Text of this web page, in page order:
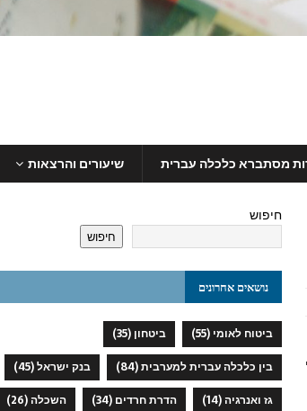
מסתברא כלכלה עברית שיעורים והרצאות
חיפוש
חיפוש
נושאים אחרונים
ביטוח לאומי (55) ביטחון (35)
בין כלכלה עברית למערבית(84) בנק ישראל(45)
גז ואנרגיה(14) הדרת חרדים (34) השכלה(26)